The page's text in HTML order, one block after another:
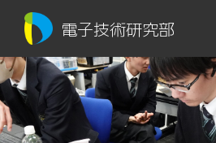
電子技術研究部